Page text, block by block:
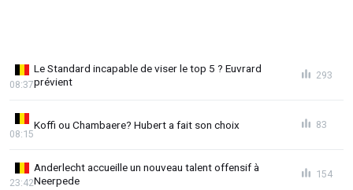
Le Standard incapable de viser le top 5 ? Euvrard
prévient
08:37
293
Koffi ou Chambaere? Hubert a fait son choix
08:15
83
Anderlecht accueille un nouveau talent offensif à
Neerpede
23:42
154